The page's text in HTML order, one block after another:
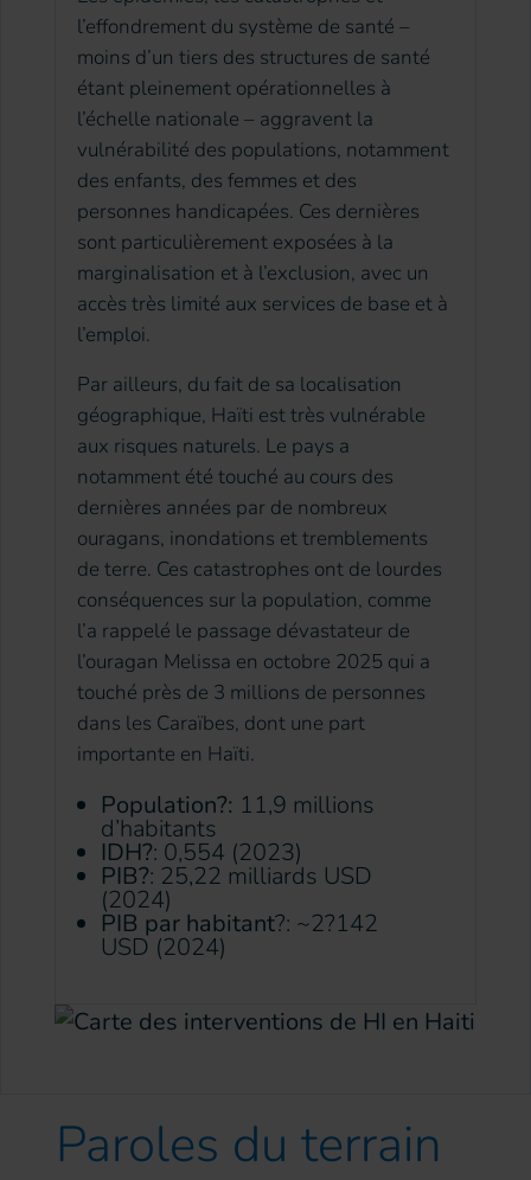
l’effondrement du système de santé –
moins d’un tiers des structures de santé
étant pleinement opérationnelles à
l’échelle nationale – aggravent la
vulnérabilité des populations, notamment
des enfants, des femmes et des
personnes handicapées. Ces dernières
sont particulièrement exposées à la
marginalisation et à l’exclusion, avec un
accès très limité aux services de base et à
l’emploi.
Par ailleurs, du fait de sa localisation
géographique, Haïti est très vulnérable
aux risques naturels. Le pays a
notamment été touché au cours des
dernières années par de nombreux
ouragans, inondations et tremblements
de terre. Ces catastrophes ont de lourdes
conséquences sur la population, comme
l’a rappelé le passage dévastateur de
l’ouragan Melissa en octobre 2025 qui a
touché près de 3 millions de personnes
dans les Caraïbes, dont une part
importante en Haïti.
Population?: 11,9 millions
d’habitants
IDH?: 0,554 (2023)
PIB?: 25,22 milliards USD
(2024)
PIB par habitant?: ~2?142
USD (2024)
Paroles du terrain